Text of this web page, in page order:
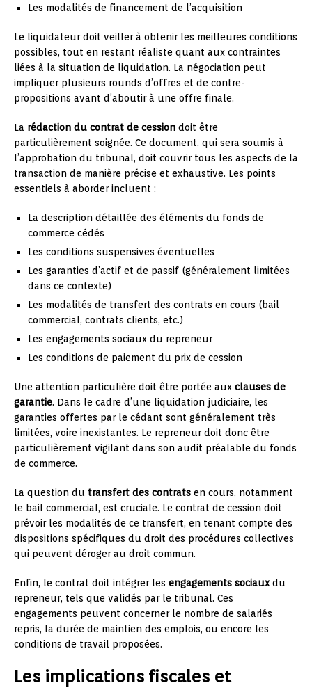
Les modalités de financement de l’acquisition
Le liquidateur doit veiller à obtenir les meilleures conditions
possibles, tout en restant réaliste quant aux contraintes
liées à la situation de liquidation. La négociation peut
impliquer plusieurs rounds d’offres et de contre-
propositions avant d’aboutir à une offre finale.
La rédaction du contrat de cession doit être
particulièrement soignée. Ce document, qui sera soumis à
l’approbation du tribunal, doit couvrir tous les aspects de la
transaction de manière précise et exhaustive. Les points
essentiels à aborder incluent :
La description détaillée des éléments du fonds de
commerce cédés
Les conditions suspensives éventuelles
Les garanties d’actif et de passif (généralement limitées
dans ce contexte)
Les modalités de transfert des contrats en cours (bail
commercial, contrats clients, etc.)
Les engagements sociaux du repreneur
Les conditions de paiement du prix de cession
Une attention particulière doit être portée aux clauses de
garantie. Dans le cadre d’une liquidation judiciaire, les
garanties offertes par le cédant sont généralement très
limitées, voire inexistantes. Le repreneur doit donc être
particulièrement vigilant dans son audit préalable du fonds
de commerce.
La question du transfert des contrats en cours, notamment
le bail commercial, est cruciale. Le contrat de cession doit
prévoir les modalités de ce transfert, en tenant compte des
dispositions spécifiques du droit des procédures collectives
qui peuvent déroger au droit commun.
Enfin, le contrat doit intégrer les engagements sociauxdu
repreneur, tels que validés par le tribunal. Ces
engagements peuvent concerner le nombre de salariés
repris, la durée de maintien des emplois, ou encore les
conditions de travail proposées.
Les implications fiscales et